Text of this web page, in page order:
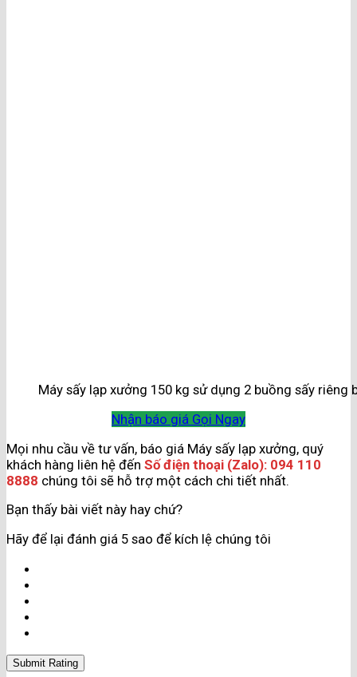
Máy sấy lạp xưởng 150 kg sử dụng 2 buồng sấy riêng
Nhận báo giá Gọi Ngay
Mọi nhu cầu về tư vấn, báo giá Máy sấy lạp xưởng, quý
khách hàng liên hệ đến Số điện thoại (Zalo): 094 110
8888 chúng tôi sẽ hỗ trợ một cách chi tiết nhất.
Bạn thấy bài viết này hay chứ?
Hãy để lại đánh giá 5 sao để kích lệ chúng tôi
Submit Rating